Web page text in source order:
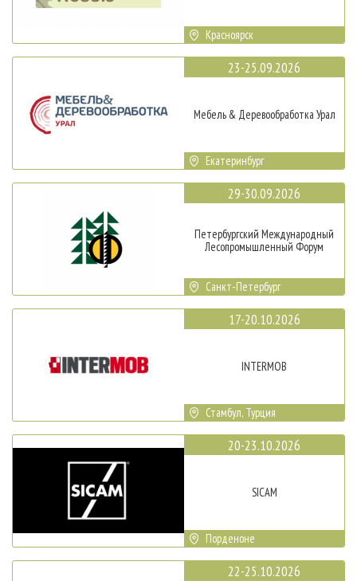
Красноярск
23-25.09.2026
Мебель & Деревообработка Урал
Екатеринбург
29-30.09.2026
Петербургский Международный
Лесопромышленный Форум
Санкт-Петербург
17-20.10.2026
INTERMOB
Стамбул, Турция
20-23.10.2026
SICAM
Порденоне
22-25.10.2026